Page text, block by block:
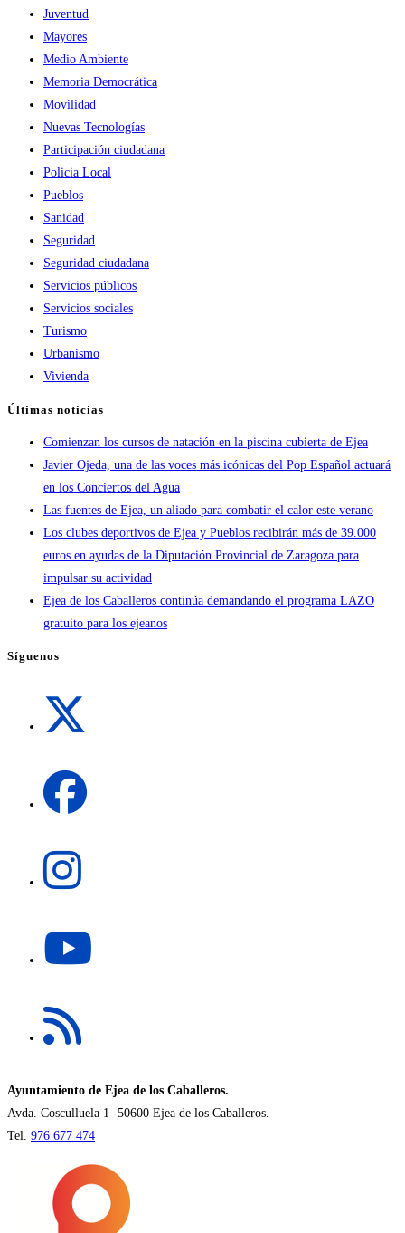
Juventud
Mayores
Medio Ambiente
Memoria Democrática
Movilidad
Nuevas Tecnologías
Participación ciudadana
Policia Local
Pueblos
Sanidad
Seguridad
Seguridad ciudadana
Servicios públicos
Servicios sociales
Turismo
Urbanismo
Vivienda
Últimas noticias
Comienzan los cursos de natación en la piscina cubierta de Ejea
Javier Ojeda, una de las voces más icónicas del Pop Español actuará
en los Conciertos del Agua
Las fuentes de Ejea, un aliado para combatir el calor este verano
Los clubes deportivos de Ejea y Pueblos recibirán más de 39.000
euros en ayudas de la Diputación Provincial de Zaragoza para
impulsar su actividad
Ejea de los Caballeros continúa demandando el programa LAZO
gratuito para los ejeanos
Síguenos
pestaña
abre
abre
nueva
pestaña
en
nueva
pestaña
Ayuntamiento de Ejea de los Caballeros.
Avda. Cosculluela 1 -50600 Ejea de los Caballeros.
Tel. 976 677 474